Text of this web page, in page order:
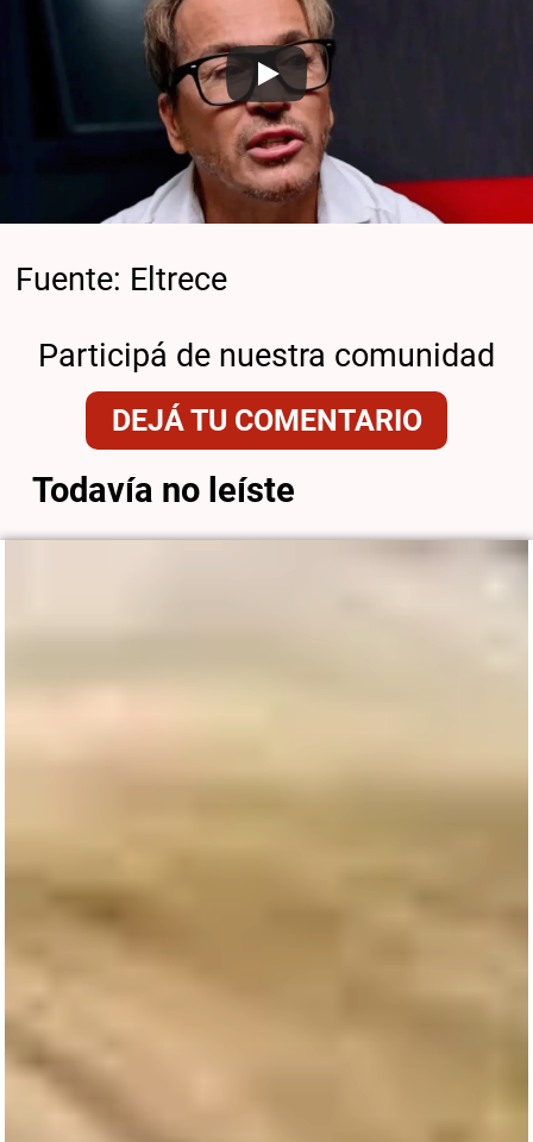
Fuente: Eltrece
Participá de nuestra comunidad
DEJÁ TU COMENTARIO
Todavía no leíste